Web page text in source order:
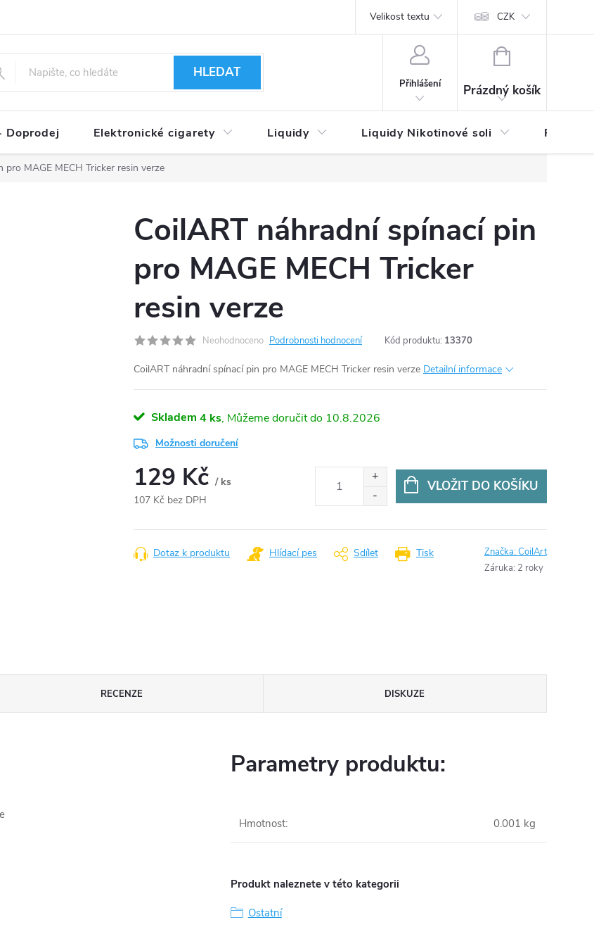
Reklamační řád Vrácení zboží a reklamace
Velikost textu CZK
HLEDAT
Přihlášení
NÁKUPNÍ
Prázdný košík
Doprodej Elektronické cigarety Liquidy Liquidy Nikotinové soli
pro MAGE MECH Tricker resin verze
CoilART náhradní spínací pin
pro MAGE MECH Tricker
resin verze
Neohodnoceno Podrobnosti hodnocení Kód produktu: 13370
CoilART náhradní spínací pin pro MAGE MECH Tricker resin verze Detailní informace
Skladem 4 ks 10.8.2026
Možnosti doručení
129 Kč / ks
107 Kč bez DPH
cena:
VLOŽIT DO KOŠÍKU
Tisk
Dotaz k produktu Hlídací pes Sdílet Značka:CoilArt
Záruka: 2 roky
RECENZE DISKUZE
Parametry produktu:
Hmotnost: 0.001 kg
Produkt naleznete v této kategorii
Ostatní